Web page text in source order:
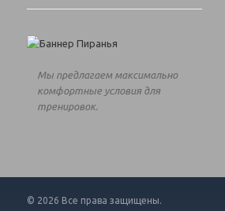
Мы предлагаем максимально
комфортные условия для
тренировок.
© 2026 Все права защищены.